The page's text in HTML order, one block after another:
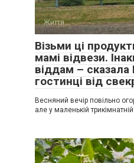
Життя
Візьми ці
мамі відвези.
віддам – сказала
гостинці від
Весняний вечір повільно
але у маленькій